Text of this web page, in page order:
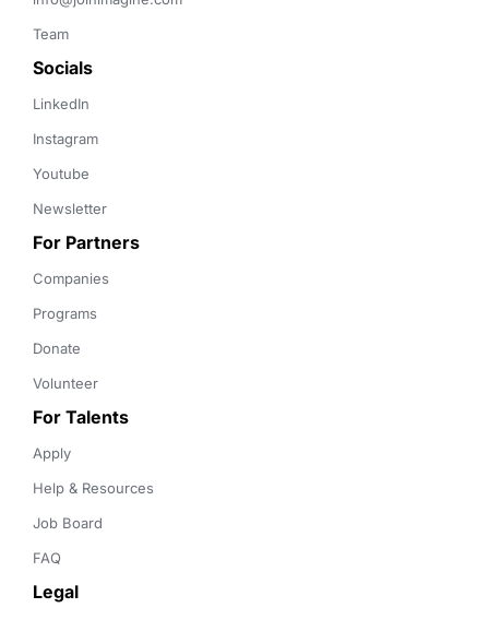
Team
Socials
LinkedIn
Instagram
Youtube
Newsletter
For Partners
Companies
Programs
Donate
Volunteer
For Talents
Apply
Help & Resources
Job Board
FAQ
Legal